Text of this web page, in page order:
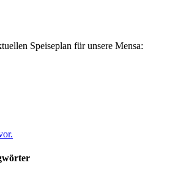
Speiseplan für unsere Mensa: